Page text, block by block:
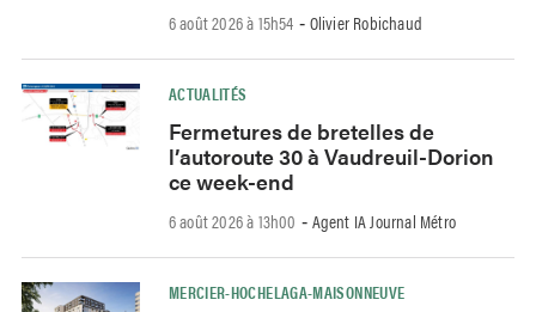
6 août 2026 à 15h54 - Olivier Robichaud
ACTUALITÉS
Fermetures de bretelles de
l’autoroute 30 à Vaudreuil-Dorion
ce week-end
6 août 2026 à 13h00 - Agent IA Journal Métro
MERCIER-HOCHELAGA-MAISONNEUVE